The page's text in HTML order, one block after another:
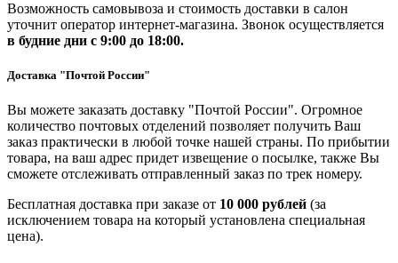
Возможность самовывоза и стоимость доставки в салон
уточнит оператор интернет-магазина. Звонок осуществляется
в будние дни с 9:00 до 18:00.
Доставка "Почтой России"
Вы можете заказать доставку "Почтой России". Огромное
количество почтовых отделений позволяет получить Ваш
заказ практически в любой точке нашей страны. По прибытии
товара, на ваш адрес придет извещение о посылке, также Вы
сможете отслеживать отправленный заказ по трек номеру.
Бесплатная доставка при заказе от 10 000 рублей (за
исключением товара на который установлена специальная
цена).